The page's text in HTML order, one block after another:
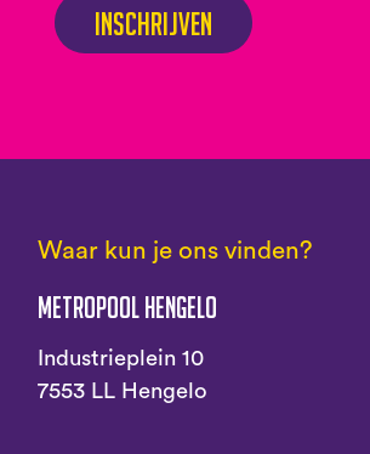
Inschrijven
Waar kun je ons vinden?
Metropool Hengelo
Industrieplein 10
7553 LL Hengelo